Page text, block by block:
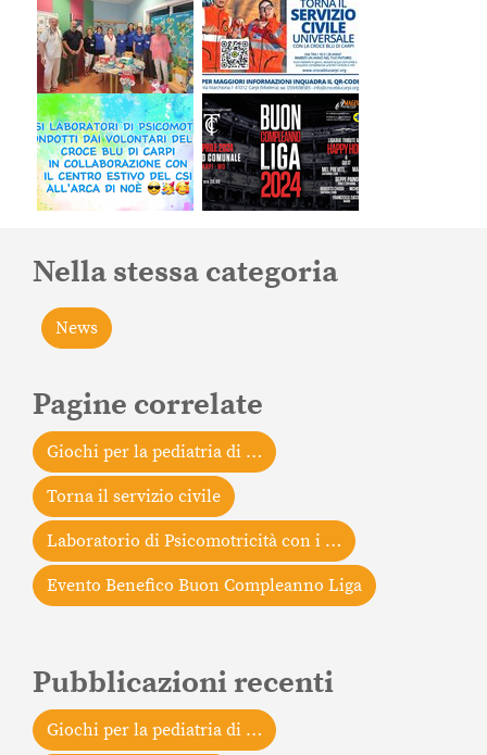
Nella stessa categoria
News
Pagine correlate
Giochi per la pediatria di …
Torna il servizio civile
Laboratorio di Psicomotricità con i …
Evento Benefico Buon Compleanno Liga
Pubblicazioni recenti
Giochi per la pediatria di …